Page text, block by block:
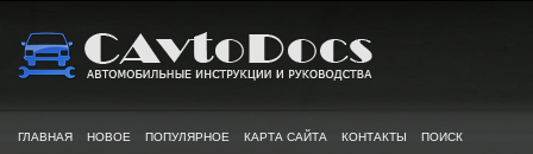
ГЛАВНАЯ НОВОЕ ПОПУЛЯРНОЕ КАРТА САЙТА КОНТАКТЫ ПОИСК